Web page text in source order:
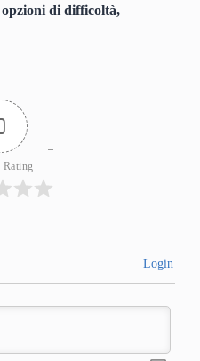
opzioni di difficoltà,
Login